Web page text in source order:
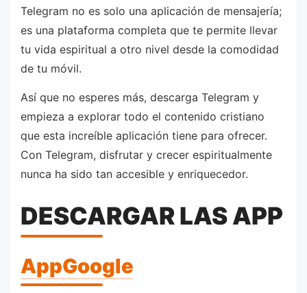
Telegram no es solo una aplicación de mensajería;
es una plataforma completa que te permite llevar
tu vida espiritual a otro nivel desde la comodidad
de tu móvil.
Así que no esperes más, descarga Telegram y
empieza a explorar todo el contenido cristiano
que esta increíble aplicación tiene para ofrecer.
Con Telegram, disfrutar y crecer espiritualmente
nunca ha sido tan accesible y enriquecedor.
DESCARGAR LAS APP
AppGoogle